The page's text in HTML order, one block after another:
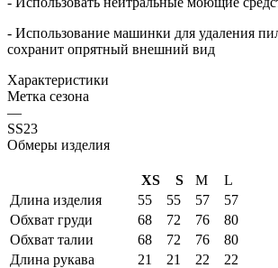
- Использование машинки для удаления
сохранит опрятный внешний вид
Характеристики
Метка сезона
—
SS23
Обмеры изделия
XS S M
L
Длина изделия
55 55 57
57
Обхват груди
68 72 76
80
Обхват талии
68 72 76
80
Длина рукава
21 21 22
22